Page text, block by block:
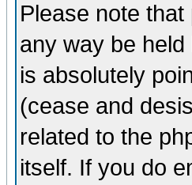
Please note
any way be
is absolutely
(cease and
related to the
itself. If you do